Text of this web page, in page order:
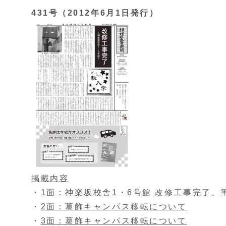
431号（2012年6月1日発行）
掲載内容
・ 1面：神楽坂校舎1・6号館 改修工事完了、
・ 2面：葛飾キャンパス移転について
・ 3面：葛飾キャンパス移転について